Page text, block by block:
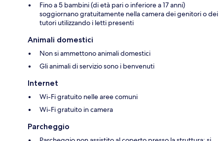
Fino a 5 bambini (di età pari o inferiore a 17 anni)
soggiornano gratuitamente nella camera dei genitori o dei
tutori utilizzando i letti presenti
Animali domestici
Non si ammettono animali domestici
Gli animali di servizio sono i benvenuti
Internet
Wi-Fi gratuito nelle aree comuni
Wi-Fi gratuito in camera
Parcheggio